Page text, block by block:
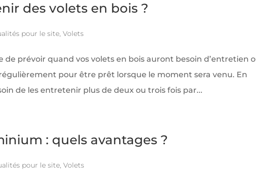
des volets en bois ?
pour le site,Volets
de prévoir quand vos volets en bois auront besoin d’entretien
pour être prêt lorsque le moment sera venu. En
de les entretenir plus de deux ou trois fois par...
: quels avantages ?
pour le site,Volets